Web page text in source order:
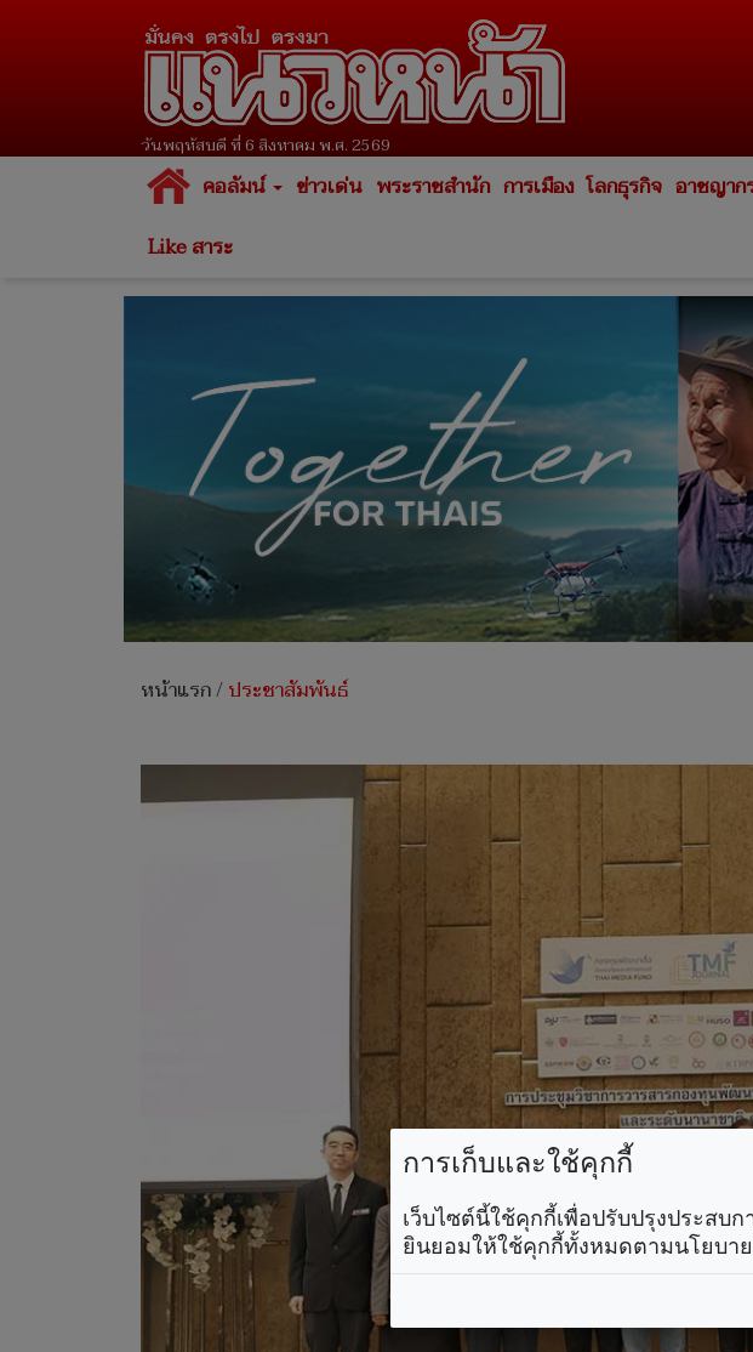
วันพฤหัสบดี ที่ 6 สิงหาคม พ.ศ. 2569
คอลัมน์ ข่าวเด่น พระราชสำนัก การเมือง โลกธุรกิจ อาชญาก
Like สาระ
หน้าแรก/ประชาสัมพันธ์
การเก็บและใช้คุกกี้
เว็บไซต์นี้ใช้คุกกี้เพื่อปรับปรุงประสบ
ยินยอมให้ใช้คุกกี้ทั้งหมดตามนโยบาย